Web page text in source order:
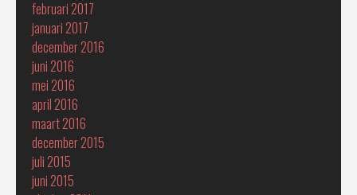
februari 2017
januari 2017
december 2016
juni 2016
mei 2016
april 2016
maart 2016
december 2015
juli 2015
juni 2015